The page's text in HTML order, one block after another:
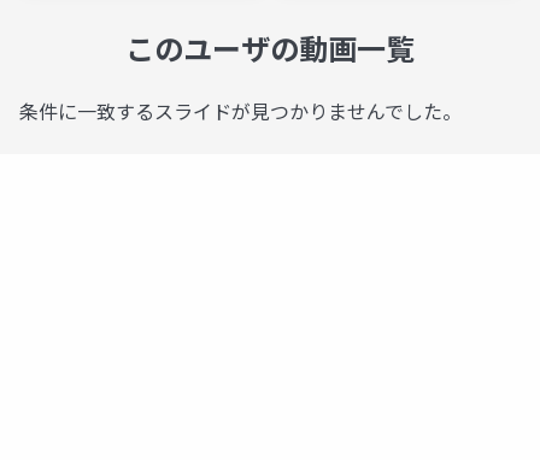
このユーザの動画一覧
条件に一致するスライドが見つかりませんでした。